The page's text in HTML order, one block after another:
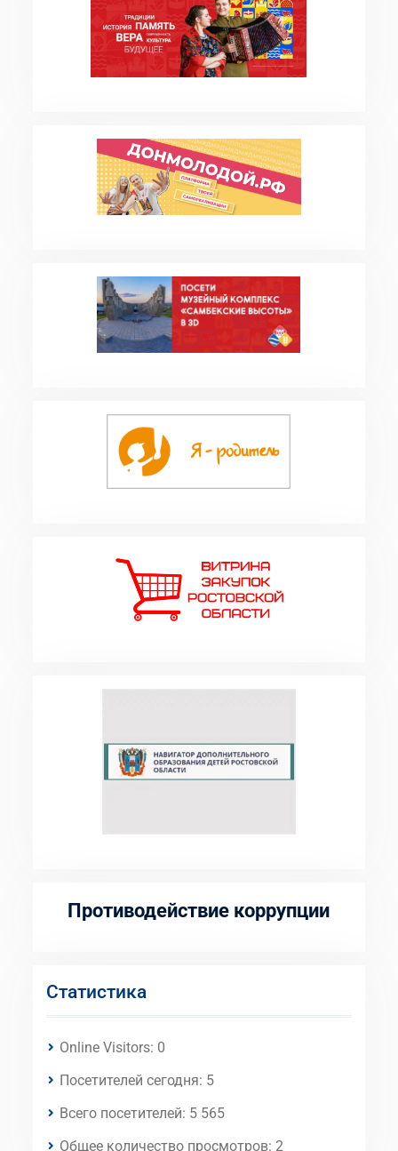
Противодействие коррупции
Статистика
Online Visitors: 0
Посетителей сегодня: 5
Всего посетителей: 5 565
Общее количество просмотров: 2